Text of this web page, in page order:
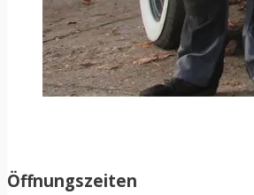
Öffnungszeiten